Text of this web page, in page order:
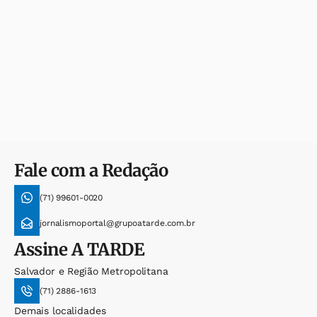
Fale com a Redação
(71) 99601-0020
jornalismoportal@grupoatarde.com.br
AssineA TARDE
Salvador e Região Metropolitana
(71) 2886-1613
Demais localidades